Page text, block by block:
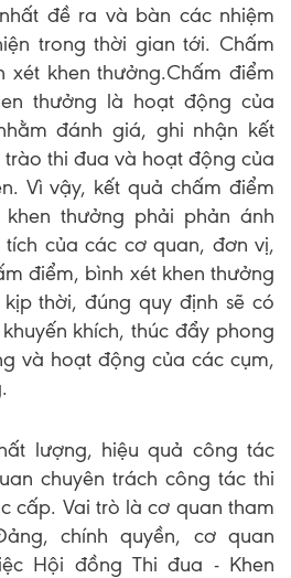
đề ra và bàn các nhiệm
trong thời gian tới. Chấm
xét khen thưởng.Chấm điểm
thưởng là hoạt động của
đánh giá, ghi nhận kết
thi đua và hoạt động của
Vì vậy, kết quả chấm điểm
thưởng phải phản ánh
của các cơ quan, đơn vị,
điểm, bình xét khen thưởng
thời, đúng quy định sẽ có
khích, thúc đẩy phong
và hoạt động của các cụm,
lượng, hiệu quả công tác
chuyên trách công tác thi
cấp. Vai trò là cơ quan tham
chính quyền, cơ quan
Hội đồng Thi đua - Khen